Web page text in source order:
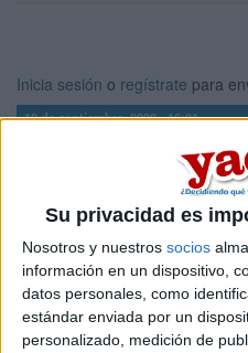
Su privacidad es
Nosotros y nuestros socios
información en un dispositivo,
datos personales, como
estándar enviada por un
personalizado, medición de
Inicia sesión o regístrate para
18 de septiembre, 2008 - 16:01
hola, me gustaria saber si
economicas en la universidad
en el curso 2009-2010 ya que
que haga y no conozco a
gustaria conocer gente
Inicio